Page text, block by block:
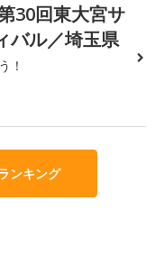
30回東大宮サ
バル／埼玉県
！
ンキング